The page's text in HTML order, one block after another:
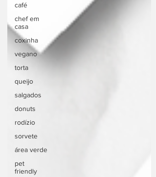
café
chef em
casa
coxinha
vegano
torta
queijo
salgados
donuts
rodízio
sorvete
área verde
pet
friendly